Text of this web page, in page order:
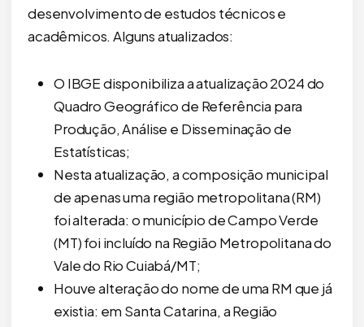
desenvolvimento de estudos técnicos e
acadêmicos. Alguns atualizados:
O IBGE disponibiliza a atualização 2024 do
Quadro Geográfico de Referência para
Produção, Análise e Disseminação de
Estatísticas;
Nesta atualização, a composição municipal
de apenas uma região metropolitana (RM)
foi alterada: o município de Campo Verde
(MT) foi incluído na Região Metropolitana do
Vale do Rio Cuiabá/MT;
Houve alteração do nome de uma RM que já
existia: em Santa Catarina, a Região